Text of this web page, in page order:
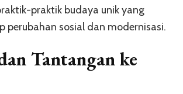
praktik budaya unik yang
perubahan sosial dan modernisasi.
Tantangan ke